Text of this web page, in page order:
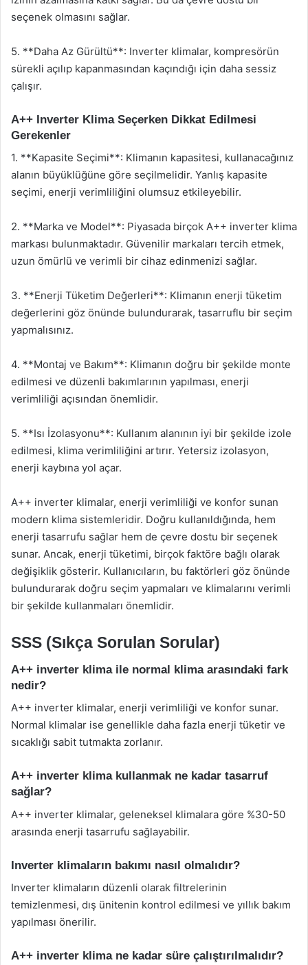
seçenek olmasını sağlar.
5. **Daha Az Gürültü**: Inverter klimalar, kompresörün
sürekli açılıp kapanmasından kaçındığı için daha sessiz
çalışır.
A++ Inverter Klima Seçerken Dikkat Edilmesi
Gerekenler
1. **Kapasite Seçimi**: Klimanın kapasitesi, kullanacağınız
alanın büyüklüğüne göre seçilmelidir. Yanlış kapasite
seçimi, enerji verimliliğini olumsuz etkileyebilir.
2. **Marka ve Model**: Piyasada birçok A++ inverter klima
markası bulunmaktadır. Güvenilir markaları tercih etmek,
uzun ömürlü ve verimli bir cihaz edinmenizi sağlar.
3. **Enerji Tüketim Değerleri**: Klimanın enerji tüketim
değerlerini göz önünde bulundurarak, tasarruflu bir seçim
yapmalısınız.
4. **Montaj ve Bakım**: Klimanın doğru bir şekilde monte
edilmesi ve düzenli bakımlarının yapılması, enerji
verimliliği açısından önemlidir.
5. **Isı İzolasyonu**: Kullanım alanının iyi bir şekilde izole
edilmesi, klima verimliliğini artırır. Yetersiz izolasyon,
enerji kaybına yol açar.
A++ inverter klimalar, enerji verimliliği ve konfor sunan
modern klima sistemleridir. Doğru kullanıldığında, hem
enerji tasarrufu sağlar hem de çevre dostu bir seçenek
sunar. Ancak, enerji tüketimi, birçok faktöre bağlı olarak
değişiklik gösterir. Kullanıcıların, bu faktörleri göz önünde
bulundurarak doğru seçim yapmaları ve klimalarını verimli
bir şekilde kullanmaları önemlidir.
SSS (Sıkça Sorulan Sorular)
A++ inverter klima ile normal klima arasındaki fark
nedir?
A++ inverter klimalar, enerji verimliliği ve konfor sunar.
Normal klimalar ise genellikle daha fazla enerji tüketir ve
sıcaklığı sabit tutmakta zorlanır.
A++ inverter klima kullanmak ne kadar tasarruf
sağlar?
A++ inverter klimalar, geleneksel klimalara göre %30-50
arasında enerji tasarrufu sağlayabilir.
Inverter klimaların bakımı nasıl olmalıdır?
Inverter klimaların düzenli olarak filtrelerinin
temizlenmesi, dış ünitenin kontrol edilmesi ve yıllık bakım
yapılması önerilir.
A++ inverter klima ne kadar süre çalıştırılmalıdır?